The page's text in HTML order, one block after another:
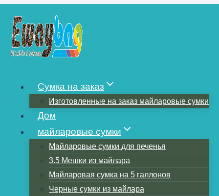
содержимому
Сумка на заказ
Изготовленные на заказ майларовые сумки
Дом
майларовые сумки
Майларовые сумки для печенья
3.5 Мешки из майлара
Майларовая сумка на 5 галлонов
Черные сумки из майлара
МЕШОК?